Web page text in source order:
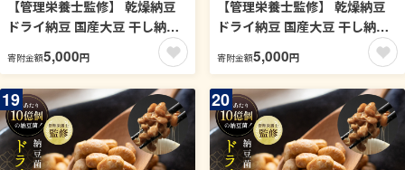
【管理栄養士監修】 乾燥納豆
ドライ納豆 国産大豆 干し納豆
納豆 【低温製法で納豆菌が生
きている】 (100g, プレーン)
96-G
寄附金額5,000円
【管理栄養士監修】 乾燥納豆
ドライ納豆 国産大豆 干し納豆
納豆 【低温製法で納豆菌が生
きている】 (100g, 醤油) 96-F
寄附金額5,000円
19 20